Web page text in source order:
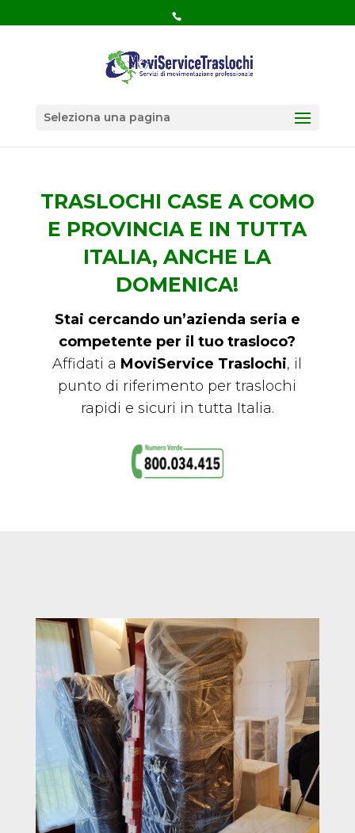
Seleziona una pagina
TRASLOCHI CASE A COMO
E PROVINCIA E IN TUTTA
ITALIA, ANCHE LA
DOMENICA!
Stai cercando un’azienda seria e
competente per il tuo trasloco?
Affidati a MoviService Traslochi, il
punto di riferimento per traslochi
rapidi e sicuri in tutta Italia.